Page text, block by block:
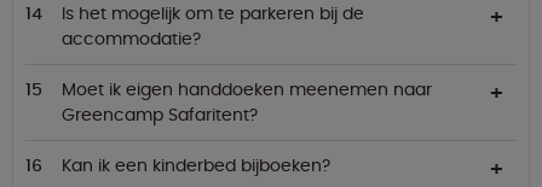
Is het mogelijk om te parkeren bij de
accommodatie?
Moet ik eigen handdoeken meenemen naar
Greencamp Safaritent?
Kan ik een kinderbed bijboeken?